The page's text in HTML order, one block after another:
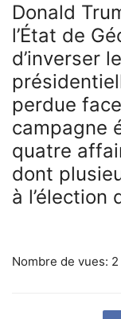
Donald
l’État de
d’inverser
perdue
campagne
quatre
dont
à l’élection
Nombre de vues: